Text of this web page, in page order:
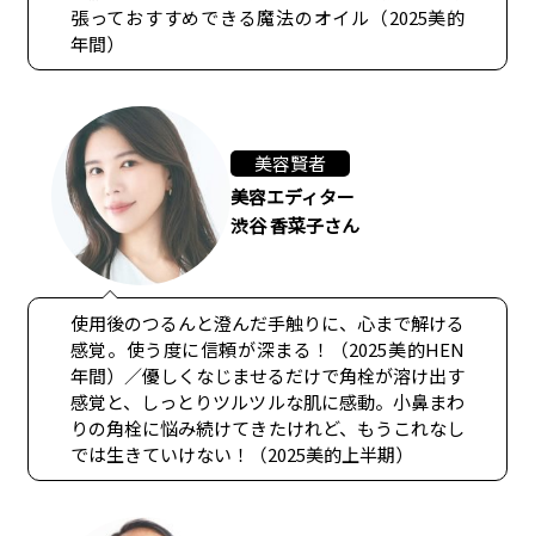
張っておすすめできる魔法のオイル（2025美的
年間）
美容賢者
美容エディター
渋谷 香菜子さん
使用後のつるんと澄んだ手触りに、心まで解ける
感覚。使う度に信頼が深まる！（2025美的HEN
年間）／優しくなじませるだけで角栓が溶け出す
感覚と、しっとりツルツルな肌に感動。小鼻まわ
りの角栓に悩み続けてきたけれど、もうこれなし
では生きていけない！（2025美的上半期）